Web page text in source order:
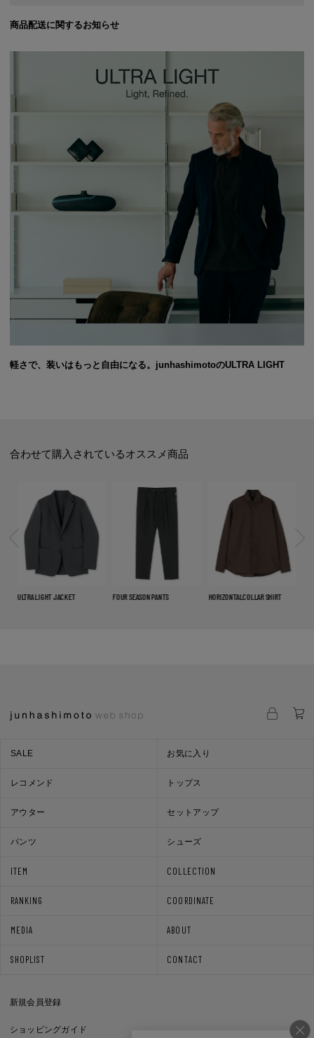
商品配送に関するお知らせ
軽さで、装いはもっと自由になる。junhashimotoのULTRA LIGHT
合わせて購入されているオススメ商品
FOUR SEASON PANTS HORIZONTALCOLLAR SHIRT ONEPIECE MESH BELT
ITEM COLLECTION
RANKING COORDINATE
MEDIA ABOUT
SHOPLIST CONTACT
SALE お気に入り
レコメンド トップス
アウター セットアップ
パンツ シューズ
新規会員登録
ショッピングガイド